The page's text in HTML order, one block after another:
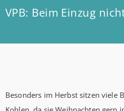
Besonders im Herbst sitzen viele